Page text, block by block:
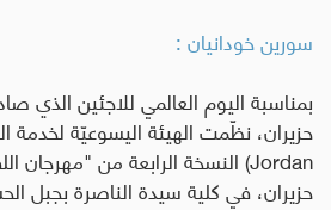
سورين خودانيان :
بمناسبة اليوم العالمي للاجئين الذي
حزيران، نظّمت الهيئة اليسوعيّة لخدمة
Jordan
حزيران، في كلية سيدة الناصرة بجبل